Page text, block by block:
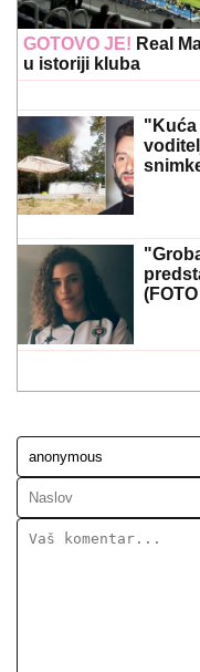
GOTOVO JE! Real
u istoriji kluba
"Kuća